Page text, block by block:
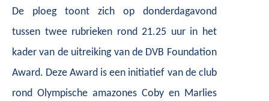
De ploeg toont zich op donderdagavond
tussen twee rubrieken rond 21.25 uur in het
kader van de uitreiking van de DVB Foundation
Award. Deze Award is een initiatief van de club
rond Olympische amazones Coby en Marlies